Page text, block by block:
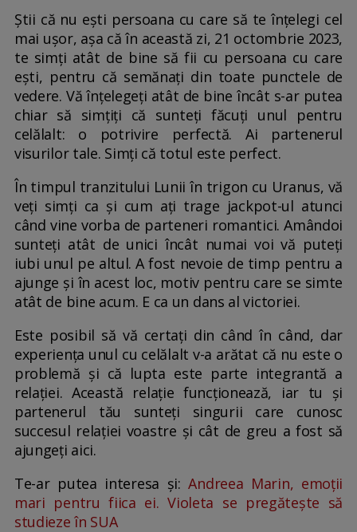
Știi că nu ești persoana cu care să te înțelegi cel
mai ușor, așa că în această zi, 21 octombrie 2023,
te simți atât de bine să fii cu persoana cu care
ești, pentru că semănați din toate punctele de
vedere. Vă înțelegeți atât de bine încât s-ar putea
chiar să simțiți că sunteți făcuți unul pentru
celălalt: o potrivire perfectă. Ai partenerul
visurilor tale. Simți că totul este perfect.
În timpul tranzitului Lunii în trigon cu Uranus, vă
veți simți ca și cum ați trage jackpot-ul atunci
când vine vorba de parteneri romantici. Amândoi
sunteți atât de unici încât numai voi vă puteți
iubi unul pe altul. A fost nevoie de timp pentru a
ajunge și în acest loc, motiv pentru care se simte
atât de bine acum. E ca un dans al victoriei.
Este posibil să vă certați din când în când, dar
experiența unul cu celălalt v-a arătat că nu este o
problemă și că lupta este parte integrantă a
relației. Această relație funcționează, iar tu și
partenerul tău sunteți singurii care cunosc
succesul relației voastre și cât de greu a fost să
ajungeți aici.
Te-ar putea interesa și:Andreea Marin, emoții
mari pentru fiica ei. Violeta se pregătește să
studieze în SUA